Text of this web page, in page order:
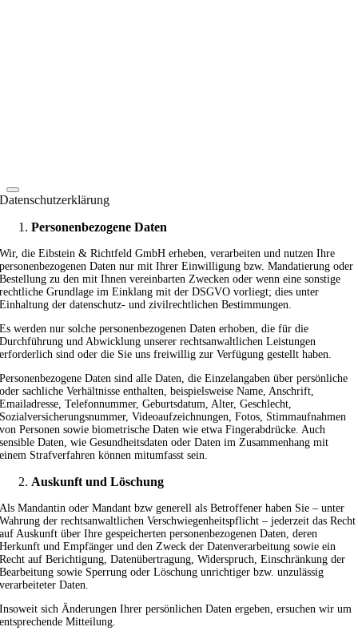
Datenschutzerklärung
Personenbezogene Daten
Wir, die Eibstein & Richtfeld GmbH erheben, verarbeiten und nutzen Ihre
personenbezogenen Daten nur mit Ihrer Einwilligung bzw. Mandatierung oder
Bestellung zu den mit Ihnen vereinbarten Zwecken oder wenn eine sonstige
rechtliche Grundlage im Einklang mit der DSGVO vorliegt; dies unter
Einhaltung der datenschutz- und zivilrechtlichen Bestimmungen.
Es werden nur solche personenbezogenen Daten erhoben, die für die
Durchführung und Abwicklung unserer rechtsanwaltlichen Leistungen
erforderlich sind oder die Sie uns freiwillig zur Verfügung gestellt haben.
Personenbezogene Daten sind alle Daten, die Einzelangaben über persönliche
oder sachliche Verhältnisse enthalten, beispielsweise Name, Anschrift,
Emailadresse, Telefonnummer, Geburtsdatum, Alter, Geschlecht,
Sozialversicherungsnummer, Videoaufzeichnungen, Fotos, Stimmaufnahmen
von Personen sowie biometrische Daten wie etwa Fingerabdrücke. Auch
sensible Daten, wie Gesundheitsdaten oder Daten im Zusammenhang mit
einem Strafverfahren können mitumfasst sein.
Auskunft und Löschung
Als Mandantin oder Mandant bzw generell als Betroffener haben Sie – unter
Wahrung der rechtsanwaltlichen Verschwiegenheitspflicht – jederzeit das Recht
auf Auskunft über Ihre gespeicherten personenbezogenen Daten, deren
Herkunft und Empfänger und den Zweck der Datenverarbeitung sowie ein
Recht auf Berichtigung, Datenübertragung, Widerspruch, Einschränkung der
Bearbeitung sowie Sperrung oder Löschung unrichtiger bzw. unzulässig
verarbeiteter Daten.
Insoweit sich Änderungen Ihrer persönlichen Daten ergeben, ersuchen wir um
entsprechende Mitteilung.